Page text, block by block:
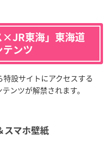
×JR東海」東海道
テンツ
設サイトにアクセスする
ンツが解禁されます。
スマホ壁紙